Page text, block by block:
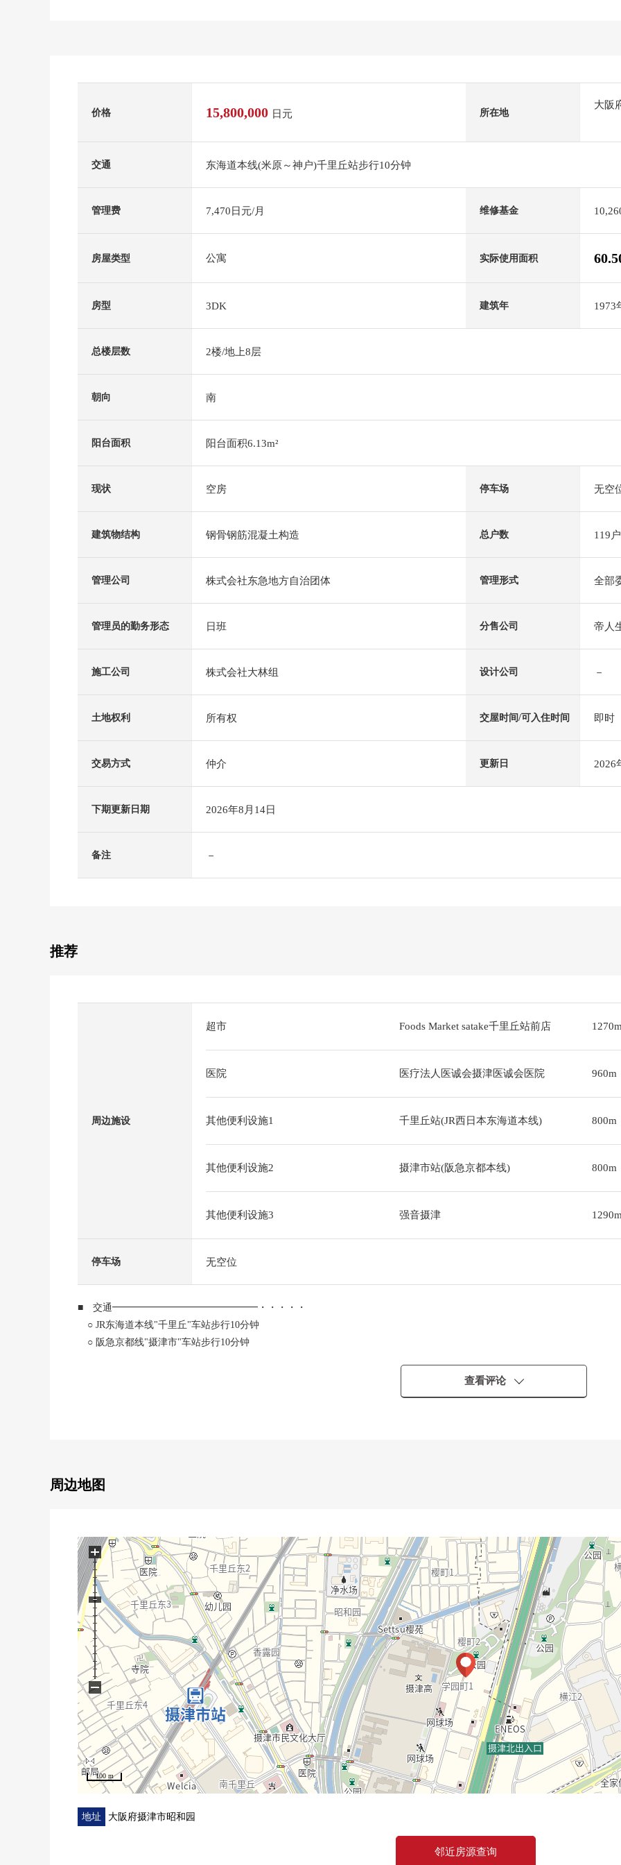
价格 15,800,000 日元 所在地
大阪
交通 东海道本线(米原～神户)千里丘站步行10分钟
管理费 7,470日元/月 维修基金
房屋类型 公寓 实际使用面积
房型 3DK 建筑年 1973
总楼层数 2楼/地上8层
朝向 南
阳台面积 阳台面积6.13m²
现状 空房 停车场 无空
建筑物结构 钢骨钢筋混凝土构造 总户数 119户
管理公司 株式会社东急地方自治团体 管理形式 全部
管理员的勤务形态 日班 分售公司 帝人
施工公司 株式会社大林组 设计公司 －
土地权利 所有权 交屋时间/可入住时间 即时
交易方式 仲介 更新日 2026
下期更新日期 2026年8月14日
备注 －
推荐
周边施设
超市 Foods Market satake千里丘站前店
医院 医疗法人医诚会摄津医诚会医院 960m
其他便利设施1 千里丘站(JR西日本东海道本线) 800m
其他便利设施2 摄津市站(阪急京都本线) 800m
其他便利设施3 强音摄津
停车场 无空位
■ 交通━━━━━━━━━━━━━━━・・・・・
○ JR东海道本线"千里丘"车站步行10分钟
○ 阪急京都线"摄津市"车站步行10分钟
○ 组合厨房新制(有洗碗机)
○ 畳新制(琉球畳)
○ 隔扇换新
○ 拉门换新
查看评论
周边地图
100 m
+
−
地址 大阪府摄津市昭和园
邻近房源查询